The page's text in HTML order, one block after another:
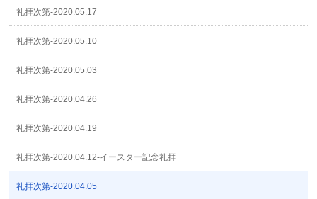
礼拝次第-2020.05.17
礼拝次第-2020.05.10
礼拝次第-2020.05.03
礼拝次第-2020.04.26
礼拝次第-2020.04.19
礼拝次第-2020.04.12-イースター記念礼拝
礼拝次第-2020.04.05